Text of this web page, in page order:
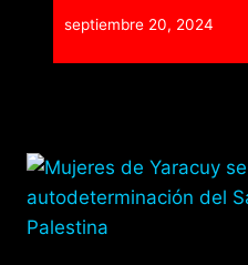
septiembre 20, 2024